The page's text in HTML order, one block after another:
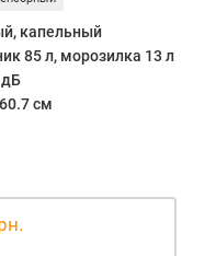
капельный
85 л, морозилка 13 л
см